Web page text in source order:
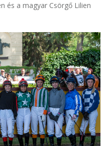
és a magyar Csörgő Lilien